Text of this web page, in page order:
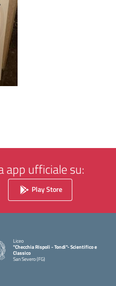
app ufficiale su:
Play Store
Liceo
"Checchia Rispoli - Tondi"- Scientifico e
Classico
San Severo (FG)